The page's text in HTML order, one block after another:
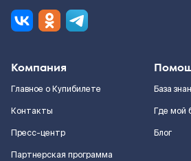
Компания
Главное о Купибилете
Контакты
Пресс-центр
Партнерская программа
База
Где мой
Блог